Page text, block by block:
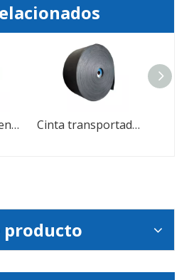
Cinturón resistente al calor de piedra Polvo de goma Cinturón para trituradora de piedra Cinta transportadora de goma de poliéster EP Nn Cinturón de nylon de nylon
producto